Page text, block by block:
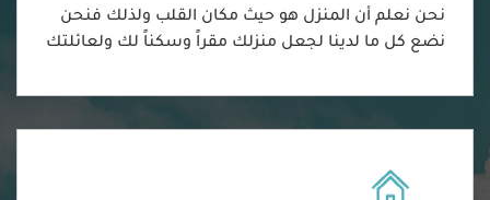
نحن نعلم أن المنزل هو حيث مكان القلب ولذلك فنحن
نضع كل ما لدينا لجعل منزلك مقراً وسكناً لك ولعائلتك